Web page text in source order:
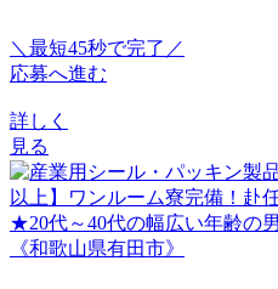
＼最短45秒で完了／
応募へ進む
詳しく
見る